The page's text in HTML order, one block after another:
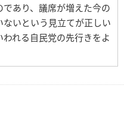
あり、議席が増えた今の
いという見立てが正しい
れる自民党の先行きをよ